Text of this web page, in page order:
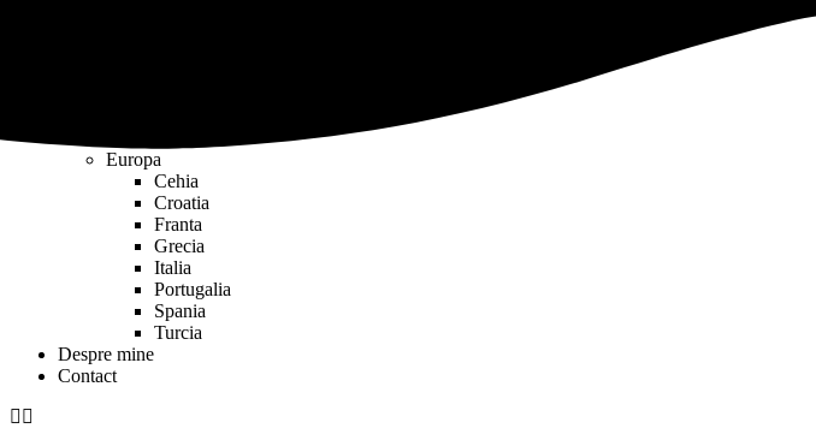
Europa
Cehia
Croatia
Franta
Grecia
Italia
Portugalia
Spania
Turcia
Despre mine
Contact